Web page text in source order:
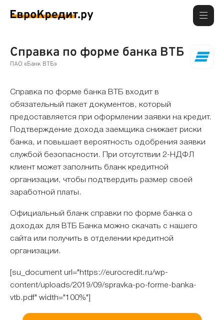
Справка по форме банка ВТБ
ПАО «Банк ВТБ»
Справка по форме банка ВТБ входит в
обязательный пакет документов, который
предоставляется при оформлении заявки на кредит.
Подтверждение дохода заемщика снижает риски
банка, и повышает вероятность одобрения заявки
службой безопасности. При отсутствии 2-НДФЛ
клиент может заполнить бланк кредитной
организации, чтобы подтвердить размер своей
заработной платы.
Официальный бланк справки по форме банка о
доходах для ВТБ Банка можно скачать с нашего
сайта или получить в отделении кредитной
организации.
[su_document url="https://eurocredit.ru/wp-
content/uploads/2019/09/spravka-po-forme-banka-
vtb.pdf" width="100%"]